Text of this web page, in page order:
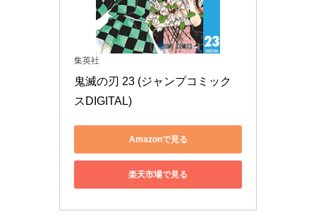
集英社
鬼滅の刃 23 (ジャンプコミック
スDIGITAL)
Amazonで見る
楽天市場で見る